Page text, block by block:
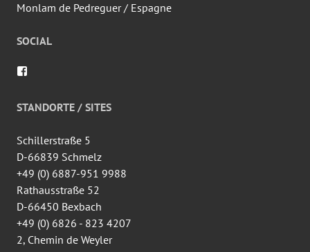
Monlam de Pedreguer / Espagne
SOCIAL
de
wingtsun.arlon
Facebook
STANDORTE / SITES
Schillerstraße 5
D-66839 Schmelz
+49 (0) 6887-951 9988
Rathausstraße 52
D-66450 Bexbach
+49 (0) 6826 - 823 4207
2, Chemin de Weyler